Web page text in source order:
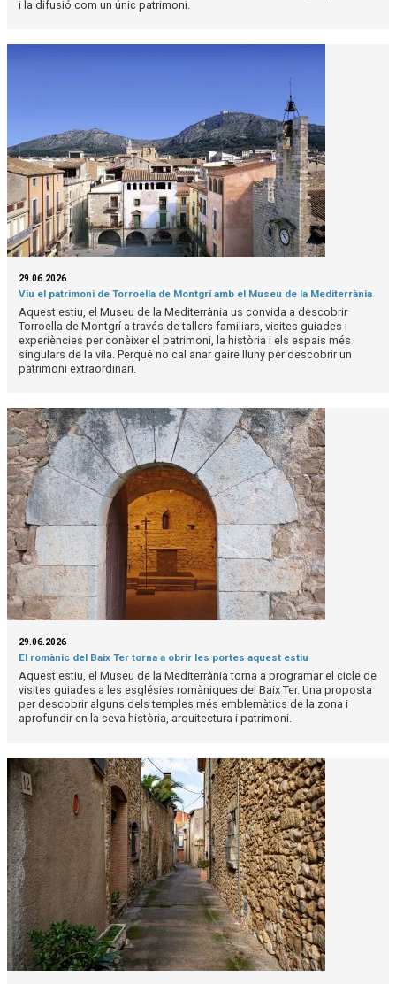
i la difusió com un únic patrimoni.
29.06.2026
Viu el patrimoni de Torroella de Montgrí amb el Museu de la Mediterrània
Aquest estiu, el Museu de la Mediterrània us convida a descobrir
Torroella de Montgrí a través de tallers familiars, visites guiades i
experiències per conèixer el patrimoni, la història i els espais més
singulars de la vila. Perquè no cal anar gaire lluny per descobrir un
patrimoni extraordinari.
29.06.2026
El romànic del Baix Ter torna a obrir les portes aquest estiu
Aquest estiu, el Museu de la Mediterrània torna a programar el cicle de
visites guiades a les esglésies romàniques del Baix Ter. Una proposta
per descobrir alguns dels temples més emblemàtics de la zona i
aprofundir en la seva història, arquitectura i patrimoni.